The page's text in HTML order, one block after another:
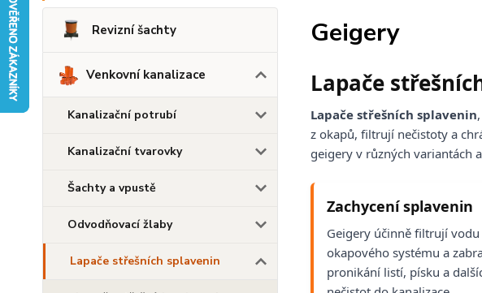
Revizní šachty
Venkovní kanalizace
Kanalizační potrubí
Kanalizační tvarovky
Šachty a vpustě
Odvodňovací žlaby
Lapače střešních splavenin
Geigery
Lapače
Lapače střešních splavenin
z okapů, filtrují nečistoty a
geigery v různých variantách
Zachycení splavenin
Geigery účinně filtrují vodu
okapového systému a
pronikání listí, písku a